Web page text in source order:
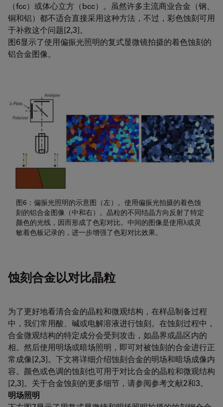
（fcc）或体心立方（bcc）。虽然许多主流商业合金（钢、
铜和铝）都不适合直接采用这种方法，不过，彩色蚀刻可用
于补救这个问题[2,3]。
图6显示了使用偏振光照明的复式显微镜拍摄的着色蚀刻的
铝合金图像。
图6：偏振光照明的示意图（左）。使用偏振光拍摄的着色蚀
刻的铝合金图像（中和右）。晶粒的不同结晶方向反射了特定
颜色的光线，因而形成了色彩对比。中间的图像是使用λ或灵
敏着色板记录的，进一步增强了色彩对比效果。
蚀刻合金以对比晶粒
为了更好地看清合金的晶粒和微观结构，在样品制备过程
中，我们常用酸、碱或电解溶液进行蚀刻。在蚀刻过程中，
合金微观结构的特定成分会受到攻击，如晶界或晶区内的
相。然后使用明场或暗场照明，即可对被蚀刻的合金进行正
常成像[2,3]。下文将详细介绍蚀刻合金的明场和暗场成像内
容。颜色或色调的蚀刻也可用于对比合金的晶粒和微观结构
[2,3]。关于合金蚀刻的更多细节，请参阅参考文献2和3。
明场照明